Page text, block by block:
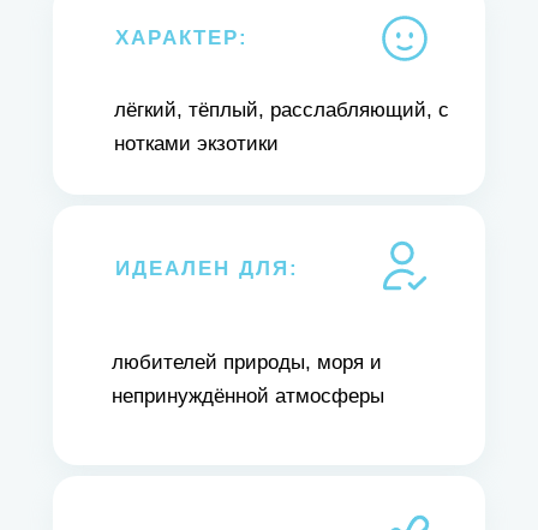
ХАРАКТЕР:
лёгкий, тёплый, расслабляющий, с
нотками экзотики
ИДЕАЛЕН ДЛЯ:
любителей природы, моря и
непринуждённой атмосферы